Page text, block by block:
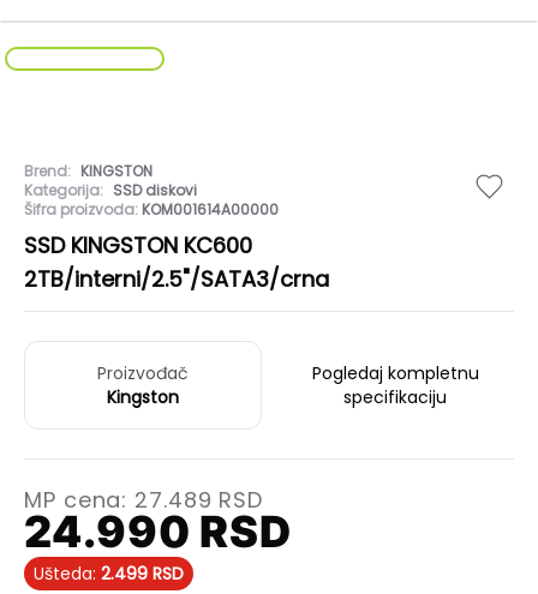
Brend: KINGSTON
Kategorija: SSD diskovi
Šifra proizvoda: KOM001614A00000
SSD KINGSTON KC600
2TB/interni/2.5"/SATA3/crna
Proizvođač
Kingston
Pogledaj kompletnu
specifikaciju
MP cena: 27.489 RSD
24.990 RSD
Ušteda: 2.499 RSD